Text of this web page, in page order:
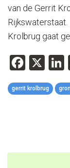
van de Gerrit
Krolbrug gaat
X
gerrit krolbrug